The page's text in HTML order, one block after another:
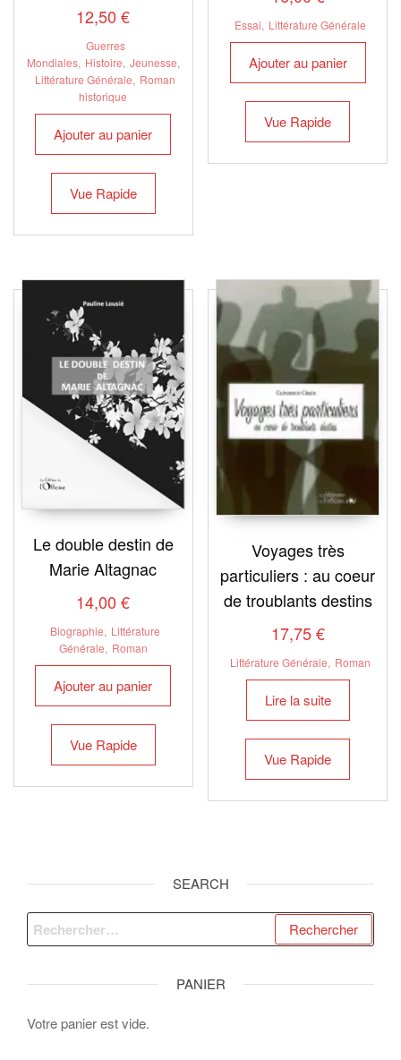
12,50€
Guerres
Mondiales, Histoire, Jeunesse,
Littérature Générale, Roman
historique
Ajouter au panier
Vue Rapide
Essai, Littérature Générale
Ajouter au panier
Vue Rapide
Le double destin de
Marie Altagnac
14,00€
Biographie, Littérature
Générale, Roman
Ajouter au panier
Vue Rapide
Voyages très
particuliers : au coeur
de troublants destins
17,75€
Littérature Générale, Roman
Lire la suite
Vue Rapide
SEARCH
Rechercher :
PANIER
Votre panier est vide.